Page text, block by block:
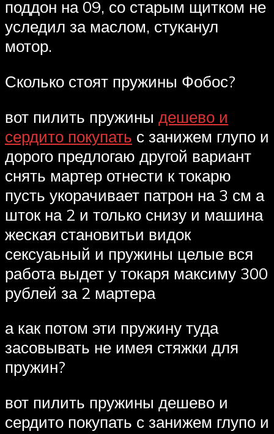
поддон на 09, со старым щитком не
уследил за маслом, стуканул
мотор.
Сколько стоят пружины Фобос?
вот пилить пружины дешево и
сердито покупать с занижем глупо и
дорого предлогаю другой вариант
снять мартер отнести к токарю
пусть укорачивает патрон на 3 см а
шток на 2 и только снизу и машина
жеская становитьи видок
сексуаьный и пружины целые вся
работа выдет у токаря максиму 300
рублей за 2 мартера
а как потом эти пружину туда
засовывать не имея стяжки для
пружин?
вот пилить пружины дешево и
сердито покупать с занижем глупо и